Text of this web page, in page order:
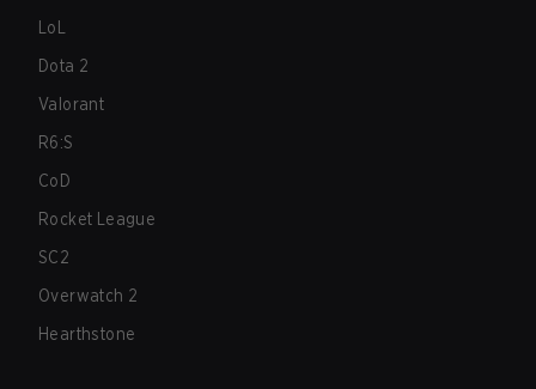
LoL
Dota 2
Valorant
R6:S
CoD
Rocket League
SC2
Overwatch 2
Hearthstone